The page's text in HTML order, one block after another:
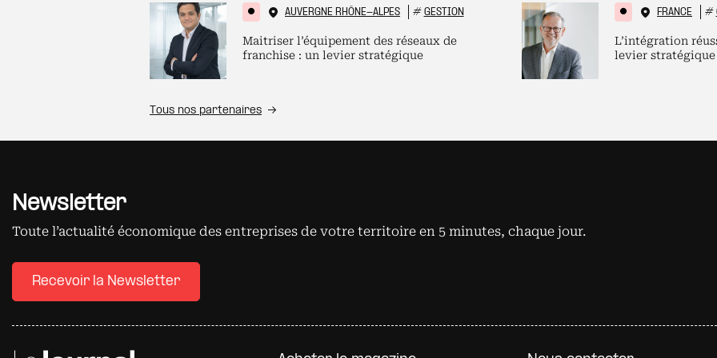
AUVERGNE RHÔNE-ALPES # GESTION
Maitriser l’équipement des réseaux de
franchise : un levier stratégique
FRANCE #
L’intégration
levier
Tous nos partenaires
Newsletter
Toute l’actualité économique des entreprises de votre territoire en 5 minutes, chaque jour.
Recevoir la Newsletter